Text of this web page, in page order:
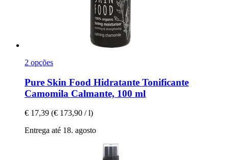
2 opções
Pure Skin Food Hidratante Tonificante
Camomila Calmante, 100 ml
€ 17,39 (€ 173,90 / l)
Entrega até 18. agosto